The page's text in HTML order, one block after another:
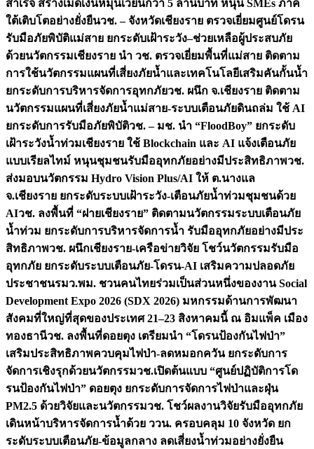
สำเร็จ สร้างเม็ดเงินหมุนเวียนกว่า 5 ล้านบาท หนุน SMEs ภาค
ใต้เติบโตอย่างยั่งยืนวช. – จังหวัดเชียงราย ตรวจเยี่ยมศูนย์โดรน
รับมือภัยพิบัติแม่สาย ยกระดับเฝ้าระวัง–ช่วยเหลือผู้ประสบภัย
ด้วยนวัตกรรมเชียงราย นำ วช. ตรวจเยี่ยมพื้นที่แม่สาย ติดตาม
การใช้นวัตกรรมแผนที่เสี่ยงภัยน้ำและเทคโนโลยีเสริมคันกั้นน้ำ
ยกระดับการบริหารจัดการอุทกภัยวช. ผนึก จ.เชียงราย ติดตาม
นวัตกรรมแผนที่เสี่ยงภัยน้ำแม่สาย-ระบบเตือนภัยดินถล่ม ใช้ AI
ยกระดับการรับมือภัยพิบัติวช. – มช. นำ “FloodBoy” ยกระดับ
เฝ้าระวังน้ำท่วมเชียงราย ใช้ Blockchain และ AI แจ้งเตือนภัย
แบบเรียลไทม์ หนุนชุมชนรับมืออุทกภัยอย่างมีประสิทธิภาพวช.
ส่งมอบนวัตกรรม Hydro Vision Plus/AI ให้ ต.นางแล
จ.เชียงราย ยกระดับระบบเฝ้าระวัง-เตือนภัยน้ำท่วมชุมชนด้วย
AIวช. ลงพื้นที่ “ฝายเชียงราย” ติดตามนวัตกรรมระบบเตือนภัย
น้ำท่วม ยกระดับการบริหารจัดการน้ำ รับมืออุทกภัยอย่างมีประ
สิทธิภาพวช. ผนึกเชียงราย-เครือข่ายวิจัย โชว์นวัตกรรมรับมือ
อุทกภัย ยกระดับระบบเตือนภัย-โดรน-AI เสริมความปลอดภัย
ประชาชนรมว.พม. ชวนคนไทยร่วมเป็นส่วนหนึ่งของงาน Social
Development Expo 2026 (SDX 2026) มหกรรมด้านการพัฒนา
สังคมที่ใหญ่ที่สุดของประเทศ 21–23 สิงหาคมนี้ ณ อิมแพ็ค เมือง
ทองธานีวช. ลงพื้นที่ดอยตุง เตรียมนำ “โดรนป้องกันไฟป่า”
เสริมประสิทธิภาพควบคุมไฟป่า-ลดหมอกควัน ยกระดับการ
จัดการเชิงรุกด้วยนวัตกรรมวช.เปิดต้นแบบ “ศูนย์ปฏิบัติการโด
รนป้องกันไฟป่า” ดอยตุง ยกระดับการจัดการไฟป่าและฝุ่น
PM2.5 ด้วยวิจัยและนวัตกรรมวช. โชว์ผลงานวิจัยรับมืออุทกภัย
เดินหน้าบริหารจัดการน้ำด้วย ววน. ครอบคลุม 10 จังหวัด ยก
ระดับระบบเตือนภัย-ข้อมูลกลาง ลดเสี่ยงน้ำท่วมอย่างยั่งยืน